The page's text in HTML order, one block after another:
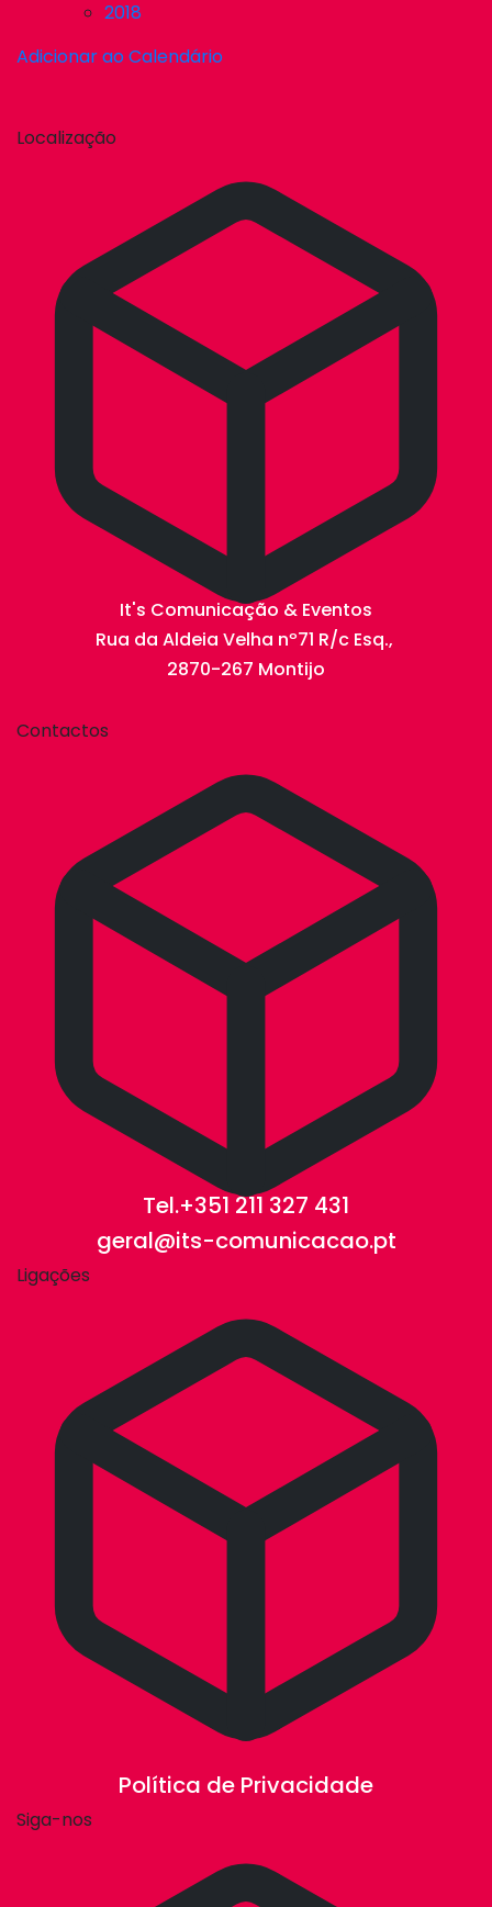
2018
Adicionar ao Calendário
Localização
It's Comunicação & Eventos
Rua da Aldeia Velha nº71 R/c Esq.,
2870-267 Montijo
Contactos
Tel.+351 211 327 431
geral@its-comunicacao.pt
Ligações
Política de Privacidade
Siga-nos